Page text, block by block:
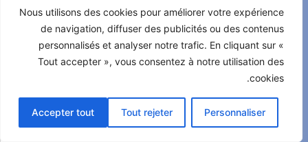
Nous utilisons des cookies pour améliorer votre expérience
de navigation, diffuser des publicités ou des contenus
personnalisés et analyser notre trafic. En cliquant sur «
Tout accepter », vous consentez à notre utilisation des
cookies.
Personnaliser
Tout rejeter
Accepter tout
الخصوصية
الاشعار القانوني
شروط الاستخدام العامة
اتصل بنا